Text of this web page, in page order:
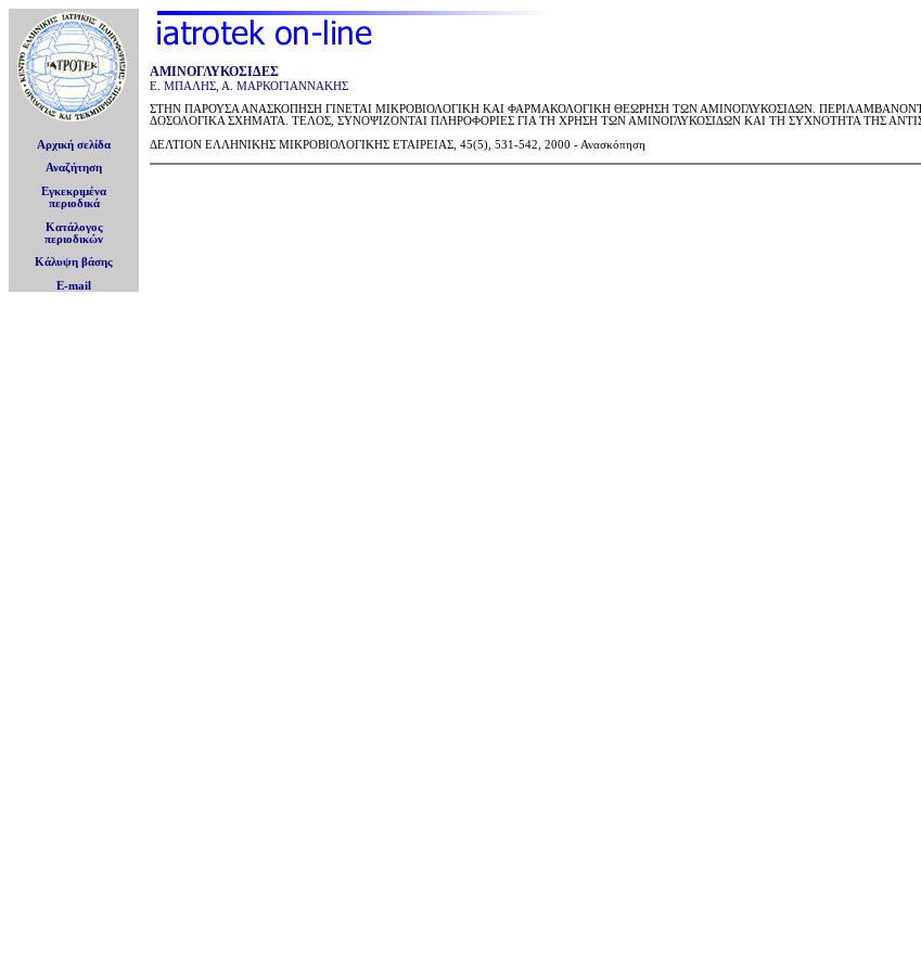
Αρχική σελίδα
Αναζήτηση
Εγκεκριμένα
περιοδικά
Κατάλογος
περιοδικών
Κάλυψη βάσης
E-mail
ΑΜΙΝΟΓΛΥΚΟΣΙΔΕΣ
Ε. ΜΠΑΛΗΣ Α. ΜΑΡΚΟΓΙΑΝΝΑΚΗΣ
ΣΤΗΝ ΠΑΡΟΥΣΑ ΑΝΑΣΚΟΠΗΣΗ ΓΙΝΕΤΑΙ ΜΙΚΡΟΒΙΟΛΟΓΙΚΗ ΚΑΙ ΦΑΡΜΑΚΟΛΟΓΙΚΗ ΘΕΩΡΗΣΗ ΤΩΝ ΑΜΙΝΟΓΛΥΚΟΣΙΔΩΝ.
ΔΟΣΟΛΟΓΙΚΑ ΣΧΗΜΑΤΑ. ΤΕΛΟΣ, ΣΥΝΟΨΙΖΟΝΤΑΙ ΠΛΗΡΟΦΟΡΙΕΣ ΓΙΑ ΤΗ ΧΡΗΣΗ ΤΩΝ ΑΜΙΝΟΓΛΥΚΟΣΙΔΩΝ ΚΑΙ ΤΗ ΣΥΧΝΟΤΗΤΑ ΤΗΣ
ΔΕΛΤΙΟΝ ΕΛΛΗΝΙΚΗΣ ΜΙΚΡΟΒΙΟΛΟΓΙΚΗΣ ΕΤΑΙΡΕΙΑΣ, 45(5), 531-542, 2000 - Ανασκόπηση